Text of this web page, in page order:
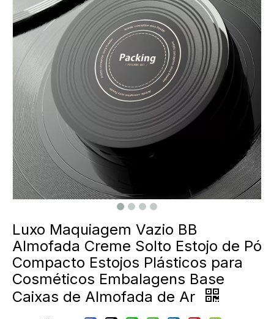
Luxo Maquiagem Vazio BB
Almofada Creme Solto Estojo de Pó
Compacto Estojos Plásticos para
Cosméticos Embalagens Base
Caixas de Almofada de Ar